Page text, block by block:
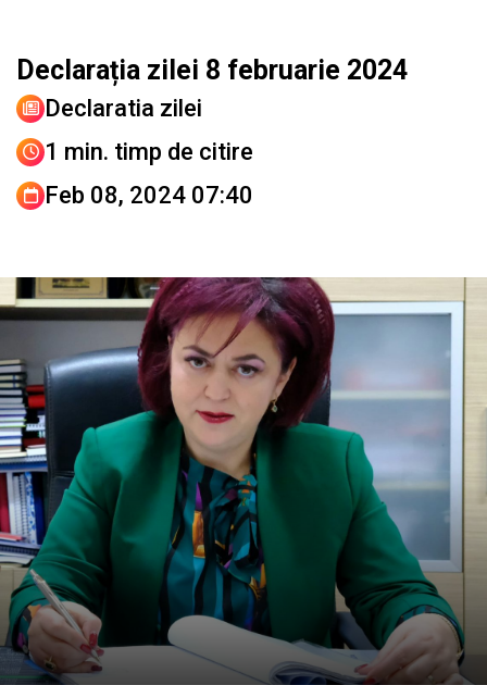
Declarația zilei 8 februarie 2024
Declaratia zilei
1 min. timp de citire
Feb 08, 2024 07:40